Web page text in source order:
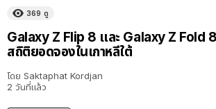
369 ดู
Galaxy Z Flip 8 และ Galaxy Z Fold
สถิติยอดจองในเกาหลีใต้
โดย Saktaphat Kordjan
2 วันที่แล้ว